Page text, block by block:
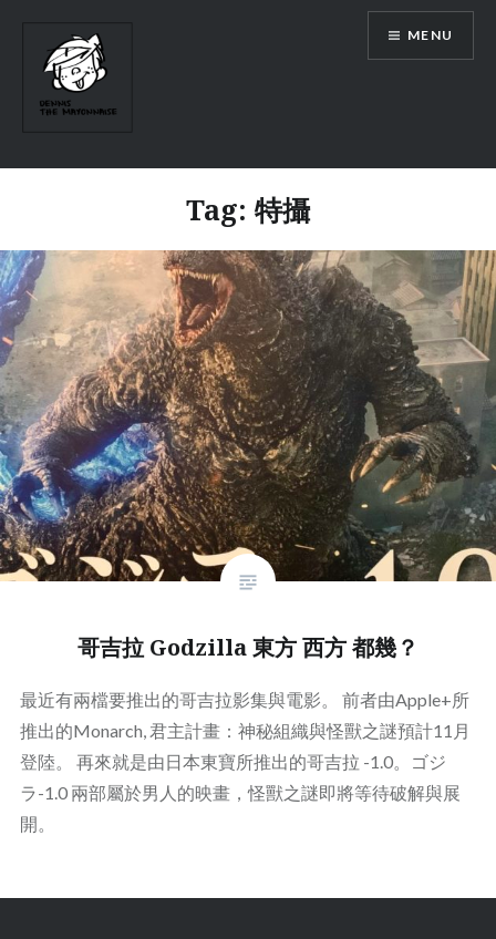
content
MENU
Tag: 特攝
哥吉拉 Godzilla 東方 西方 都幾？
最近有兩檔要推出的哥吉拉影集與電影。 前者由Apple+所
推出的Monarch, 君主計畫：神秘組織與怪獸之謎預計11月
登陸。 再來就是由日本東寶所推出的哥吉拉 -1.0。ゴジ
ラ-1.0 兩部屬於男人的映畫，怪獸之謎即將等待破解與展
開。